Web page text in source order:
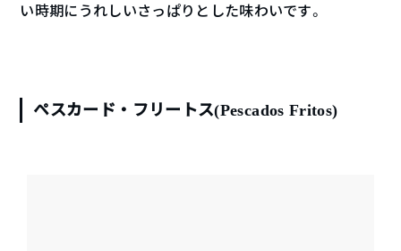
い時期にうれしいさっぱりとした味わいです。
ペスカード・フリートス(Pescados Fritos)